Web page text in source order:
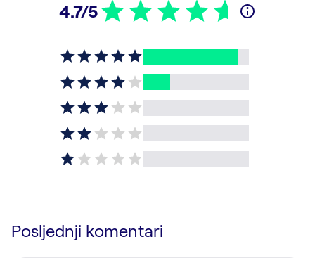
4.7/5
Posljednji komentari